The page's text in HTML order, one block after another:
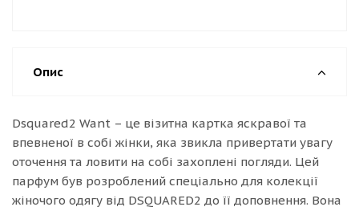
Опис
Dsquared2 Want – це візитна картка яскравої та
впевненої в собі жінки, яка звикла привертати увагу
оточення та ловити на собі захоплені погляди. Цей
парфум був розроблений спеціально для колекції
жіночого одягу від DSQUARED2 до її доповнення. Вона